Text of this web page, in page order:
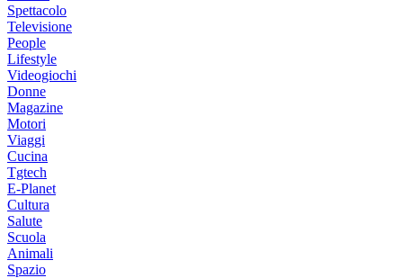
Spettacolo
Televisione
People
Lifestyle
Videogiochi
Donne
Magazine
Motori
Viaggi
Cucina
Tgtech
E-Planet
Cultura
Salute
Scuola
Animali
Spazio